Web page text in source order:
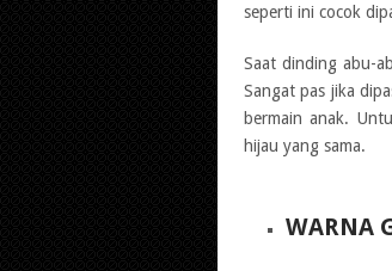
seperti ini cocok
Saat dinding abu-
Sangat pas jika
bermain anak.
hijau yang sama.
WARNA